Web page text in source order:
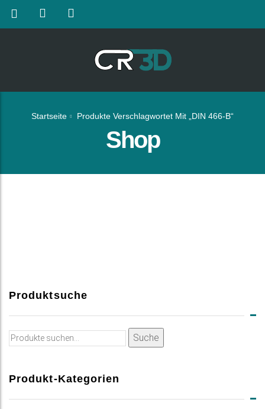
Startseite Produkte Verschlagwortet Mit „DIN 466-B“
Shop
Produktsuche
Suche
Suche
Produkt-Kategorien